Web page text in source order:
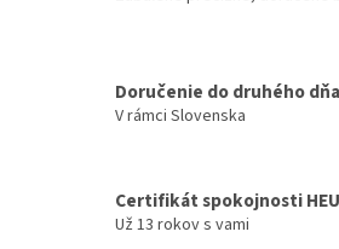
Doručenie do druhého dňa
V rámci Slovenska
Certifikát spokojnosti
Už 13 rokov s vami